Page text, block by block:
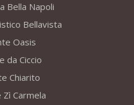
Bella Napoli
Bellavista
Oasis
da Ciccio
Chiarito
Carmela